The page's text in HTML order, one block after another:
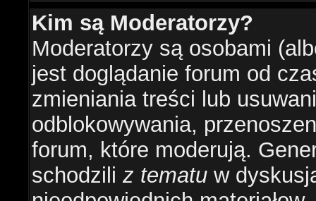
Kim są Moderatorzy?
Moderatorzy są osobami
jest doglądanie forum od
zmieniania treści lub
odblokowywania,
forum, które moderują.
schodzili z tematu w